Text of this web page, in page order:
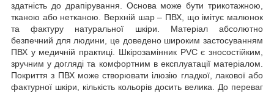
здатність до драпірування. Основа може бути трикотажною,
тканою або нетканою. Верхній шар – ПВХ, що імітує малюнок
та фактуру натуральної шкіри. Матеріал абсолютно
безпечний для людини, це доведено широким застосуванням
ПВХ у медичній практиці. Шкірозамінник PVC є зносостійким,
зручним у догляді та комфортним в експлуатації матеріалом.
Покриття з ПВХ може створювати ілюзію гладкої, лакової або
фактурної шкіри, кількість кольорів досить велика. До переваг